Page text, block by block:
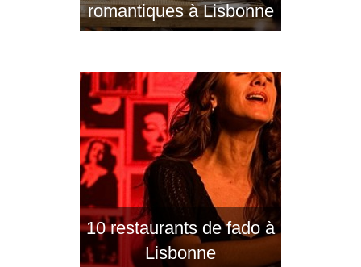
romantiques à Lisbonne
10 restaurants de fado à
Lisbonne